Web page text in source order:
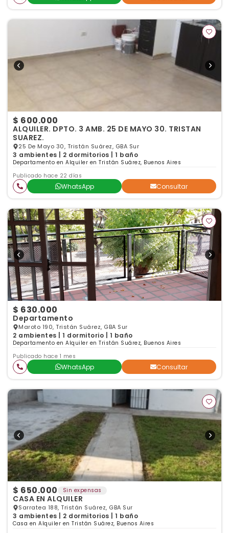
$ 600.000
ALQUILER. DPTO. 3 AMB. 25 DE MAYO 30. TRISTAN
SUAREZ.
25 De Mayo 30, Tristán Suárez, GBA Sur
3 ambientes | 2 dormitorios | 1 baño
Departamento en Alquiler en Tristán Suárez, Buenos Aires
Publicado hace 22 días
WhatsApp Consultar
$ 630.000
Departamento
Maroto 190, Tristán Suárez, GBA Sur
2 ambientes | 1 dormitorio | 1 baño
Departamento en Alquiler en Tristán Suárez, Buenos Aires
Publicado hace 1 mes
WhatsApp Consultar
$ 650.000 Sin expensas
CASA EN ALQUILER
Sarratea 188, Tristán Suárez, GBA Sur
3 ambientes | 2 dormitorios | 1 baño
Casa en Alquiler en Tristán Suárez, Buenos Aires